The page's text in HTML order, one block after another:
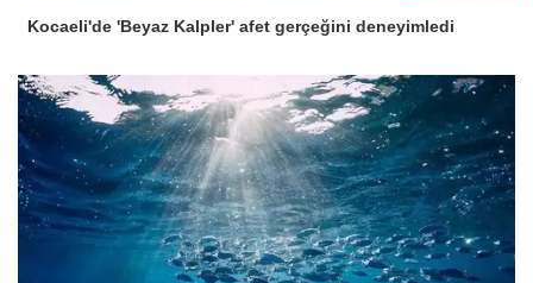
Kocaeli'de 'Beyaz Kalpler' afet gerçeğini deneyimledi